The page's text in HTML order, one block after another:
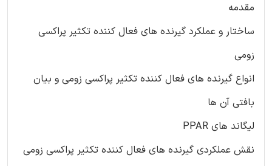
مقدمه
ساختار و عملکرد گیرنده های فعال کننده تکثیر پراکسی
زومی
انواع گیرنده های فعال کننده تکثیر پراکسی زومی و بیان
بافتی آن ها
لیگاند های PPAR
نقش عملکردی گیرنده های فعال کننده تکثیر پراکسی زومی